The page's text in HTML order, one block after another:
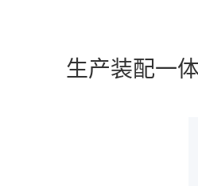
生产装配一